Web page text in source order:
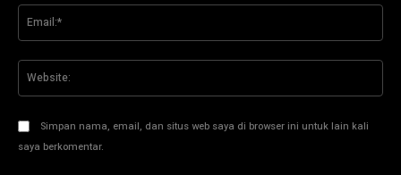
Simpan nama, email, dan situs web saya di browser ini untuk lain kali
saya berkomentar.